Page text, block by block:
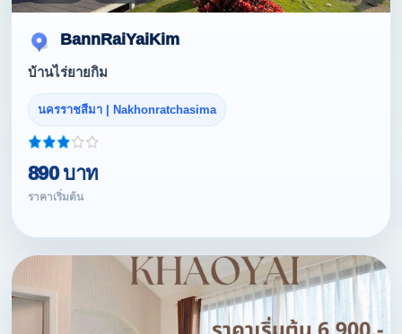
BannRaiYaiKim
บ้านไร่ยายกิม
นครราชสีมา | Nakhonratchasima
890 บาท
ราคาเริ่มต้น